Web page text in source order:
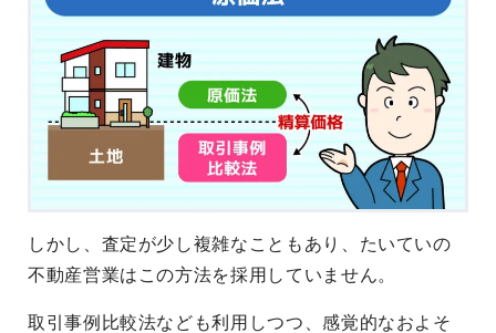
しかし、査定が少し複雑なこともあり、たいていの
不動産営業はこの方法を採用していません。
取引事例比較法なども利用しつつ、感覚的なおよそ